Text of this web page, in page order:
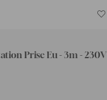
Prise Eu - 3m - 230V